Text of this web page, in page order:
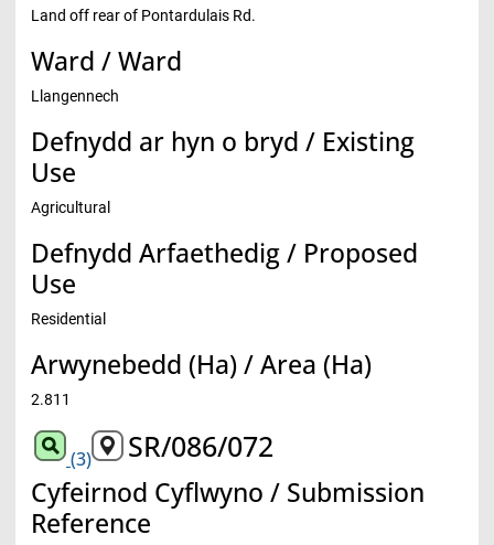
Land off rear of Pontardulais Rd.
Ward / Ward
Llangennech
Defnydd ar hyn o bryd / Existing
Use
Agricultural
Defnydd Arfaethedig / Proposed
Use
Residential
Arwynebedd (Ha) / Area (Ha)
2.811
(3) SR/086/072
Cyfeirnod Cyflwyno / Submission
Reference